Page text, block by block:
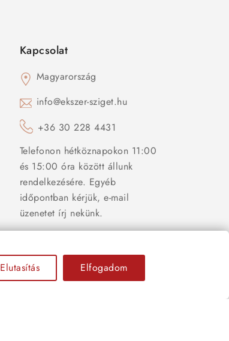
Kapcsolat
Magyarország
info@ekszer-sziget.hu
+36 30 228 4431
Telefonon hétköznapokon 11:00
és 15:00 óra között állunk
rendelkezésére. Egyéb
időpontban kérjük, e-mail
üzenetet írj nekünk.
Elutasítás Elfogadom